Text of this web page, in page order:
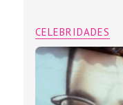
CELEBRIDADES